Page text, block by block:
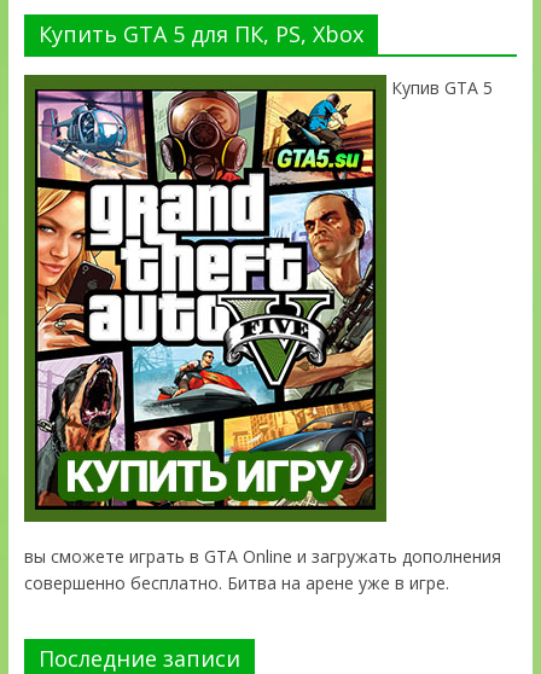
Купить GTA 5 для ПК, PS, Xbox
Купив GTA 5
вы сможете играть в GTA Online и загружать дополнения
совершенно бесплатно. Битва на арене уже в игре.
Последние записи